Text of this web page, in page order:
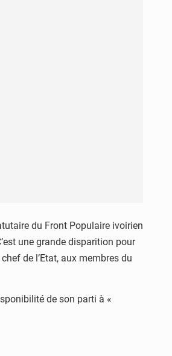
du Front Populaire ivoirien
une grande disparition pour
de l’Etat, aux membres du
de son parti à «